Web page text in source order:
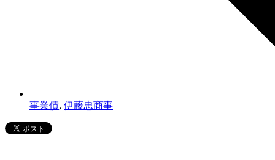
事業債, 伊藤忠商事